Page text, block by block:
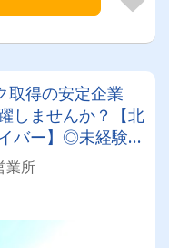
取得の安定企業
しませんか？【北
バー】◎未経験歓
3回（昨年度実
イン
業所